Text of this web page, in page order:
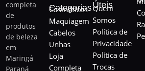
completa
de
produtos
de beleza
em
Maringá
Paraná
Categorias
Cosméticos
Maquiagem
Cabelos
Unhas
Loja
Completa
Úteis
Quem
Somos
Política de
Privacidade
Política de
Trocas